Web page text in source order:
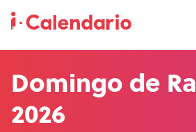
Domingo de
2026